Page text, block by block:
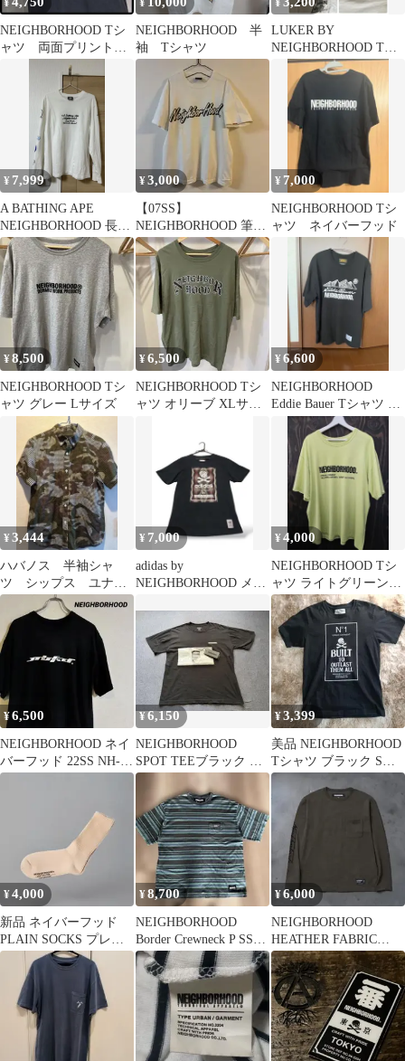
¥
NEIGHBORHOOD Tシ
ャツ 両面プリント
ブラック サイズ 3
¥
NEIGHBORHOOD 半
袖 Tシャツ
¥
LUKER BY
NEIGHBORHOOD Tシ
ャツ M
¥ 7,999
A BATHING APE
NEIGHBORHOOD 長袖
カットソー
¥3,000
【07SS】
NEIGHBORHOOD 筆記
体ロゴ Tシャツ M
¥ 7,000
NEIGHBORHOOD Tシ
ャツ ネイバーフッド
¥8,500
NEIGHBORHOOD Tシ
ャツ グレー Lサイズ
¥6,500
NEIGHBORHOOD Tシ
ャツ オリーブ XLサイ
¥6,600
NEIGHBORHOOD
Eddie Bauer Tシャツ L
サイズ
¥3,444
ハバノス 半袖シャ
ツ シップス ユナイ
テッドアローズ ネイ
バーフッド
¥ 7,000
adidas by
NEIGHBORHOOD メン
¥4,000
NEIGHBORHOOD Tシ
ャツ ライトグリーン
XL
¥6,500
NEIGHBORHOOD ネイ
バーフッド 22SS NH-17
C-TEE
¥6,150
NEIGHBORHOOD
SPOT TEEブラック M
サイズ
¥3,399
美品 NEIGHBORHOOD
Tシャツ ブラック Sサ
イズ
¥4,000
新品 ネイバーフッド
PLAIN SOCKS プレー
ンソックス 靴下
¥8,700
NEIGHBORHOOD
Border Crewneck P SS
Green
¥6,000
NEIGHBORHOOD
HEATHER FABRIC
CREWNECK LS